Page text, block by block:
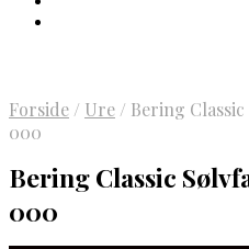
Forside / Ure / Bering
000
Bering Classic
000